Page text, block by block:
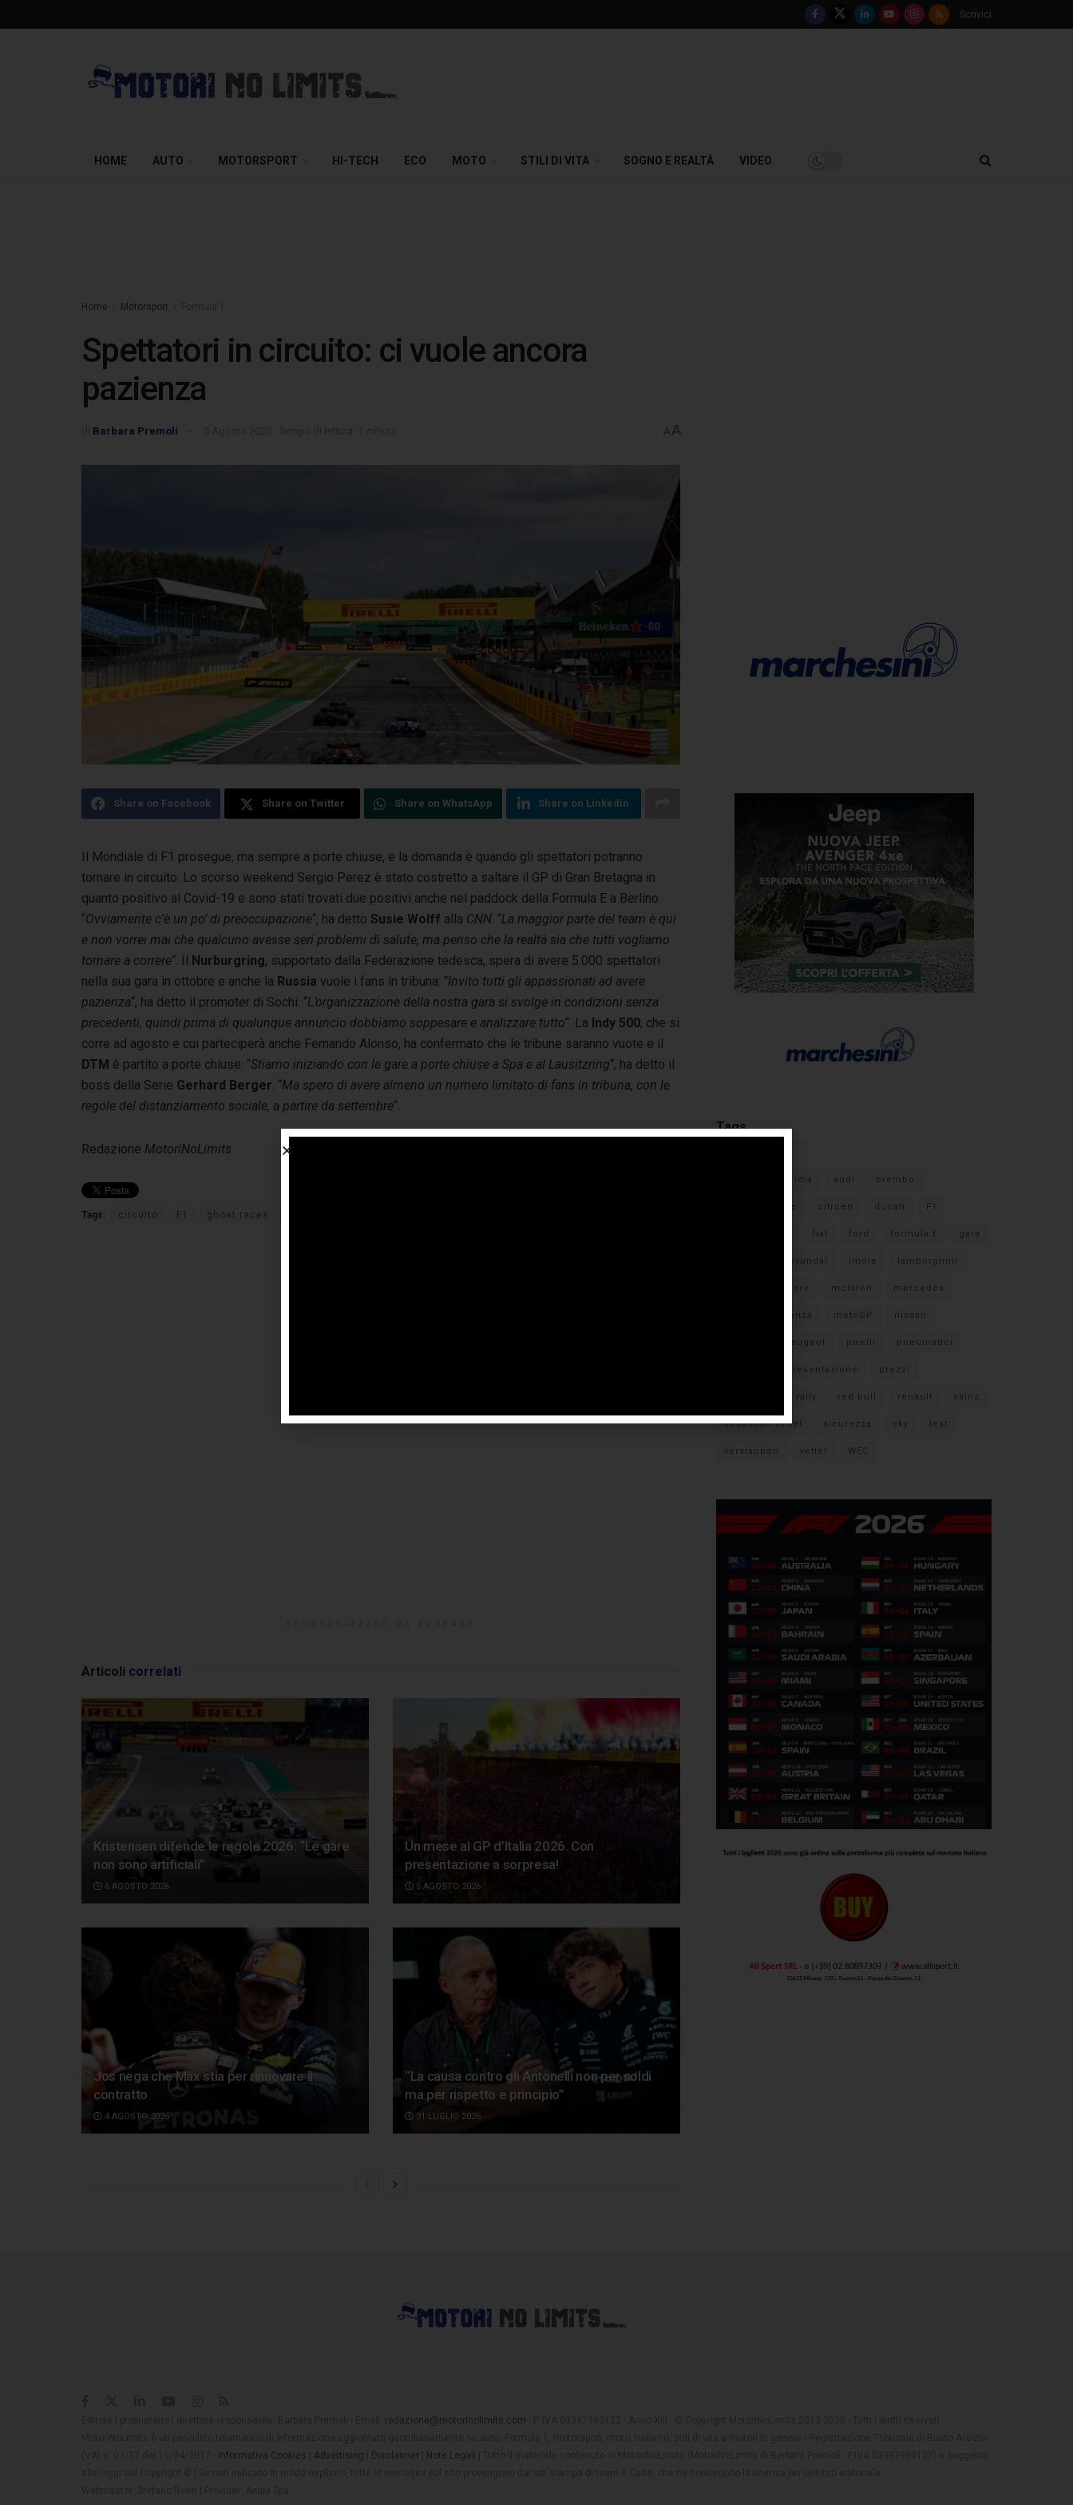
Scrivici
HOME AUTO MOTORSPORT HI-TECH ECO MOTO STILI DI VITA SOGNO E REALTÀ VIDEO
Home Motorsport
Spettatori in circuito: ci vuole ancora
pazienza
Barbara Premoli A A
Share on Facebook Share on Twitter Share on WhatsApp Share on Linkedin
Il Mondiale di F1 prosegue, ma sempre a porte chiuse, e la domanda è quando gli spettatori potranno
tornare in circuito. Lo scorso weekend Sergio Perez è stato costretto a saltare il GP di Gran Bretagna in
quanto positivo al Covid-19 e sono stati trovati due positivi anche nel paddock della Formula E a Berlino.
“Ovviamente c’è un po’ di preoccupazione“, ha detto Susie Wolff alla CNN . “La maggior parte del team è qui
e non vorrei mai che qualcuno avesse seri problemi di salute, ma penso che la realtà sia che tutti vogliamo
tornare a correre“. Il Nurburgring, supportato dalla Federazione tedesca, spera di avere 5.000 spettatori
nella sua gara in ottobre e anche la Russia vuole i fans in tribuna: “Invito tutti gli appassionati ad avere
pazienza“, ha detto il promoter di Sochi. “L’organizzazione della nostra gara si svolge in condizioni senza
precedenti, quindi prima di qualunque annuncio dobbiamo soppesare e analizzare tutto“. La Indy 500, che si
corre ad agosto e cui parteciperà anche Fernando Alonso, ha confermato che le tribune saranno vuote e il
DTM è partito a porte chiuse: “Stiamo iniziando con le gare a porte chiuse a Spa e al Lausitzring“, ha detto il
boss della Serie Gerhard Berger . “Ma spero di avere almeno un numero limitato di fans in tribuna, con le
regole del distanziamento sociale, a partire da settembre“.
Redazione MotoriNoLimits
Tags: circuito F1 ghost races
Articoli correlati
Kristensen difende le regole 2026: “Le gare
non sono artificiali”
6 AGOSTO 2026
Un mese al GP d’Italia 2026. Con
presentazione a sorpresa!
5 AGOSTO 2026
Jos nega che Max stia per rinnovare il
contratto
4 AGOSTO 2026
“La causa contro gli Antonelli non per soldi
ma per rispetto e principio”
31 LUGLIO 2026
Tags
anteprima audi brembo
caratteristiche citroen ducati F1
fiat ford formula E gara
hyundai imola lamborghini
libere mclaren mercedes
monza motoGP nissan
peugeot pirelli pneumatici
presentazione prezzi
rally red bull renault sainz
sebastian vettel sicurezza sky test
verstappen vettel WEC
redazione@motorinolimits.com
Informativa Cookies Advertising Disclaimer Note Legali